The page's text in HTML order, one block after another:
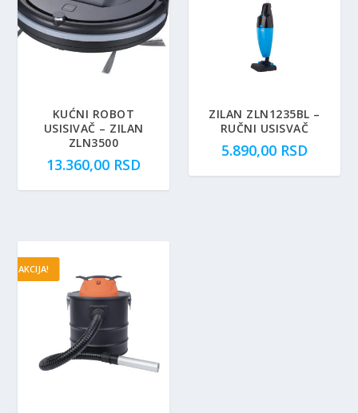
KUĆNI ROBOT
USISIVAČ – ZILAN
ZLN3500
13.360,00 RSD
ZILAN ZLN1235BL –
RUČNI USISVAČ
5.890,00 RSD
AKCIJA!